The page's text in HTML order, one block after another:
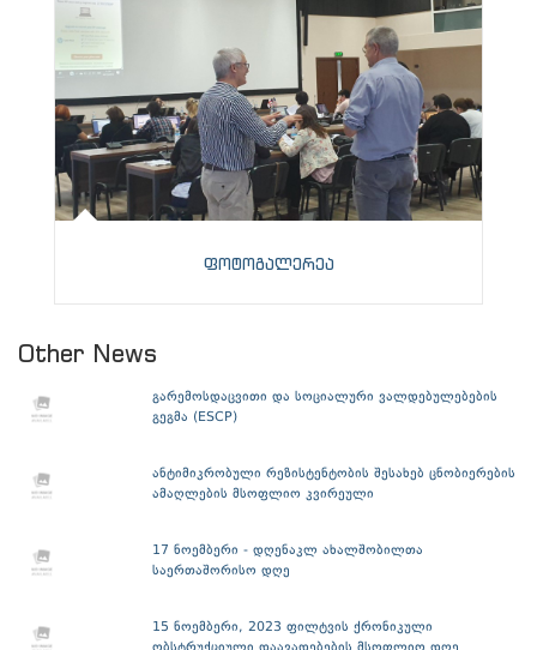
ფოტოგალერეა
Other News
გარემოსდაცვითი და სოციალური ვალდებულებების
გეგმა (ESCP)
ანტიმიკრობული რეზისტენტობის შესახებ ცნობიერების
ამაღლების მსოფლიო კვირეული
17 ნოემბერი - დღენაკლ ახალშობილთა
საერთაშორისო დღე
15 ნოემბერი, 2023 ფილტვის ქრონიკული